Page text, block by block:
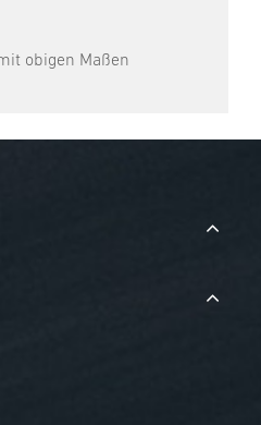
obigen Maßen